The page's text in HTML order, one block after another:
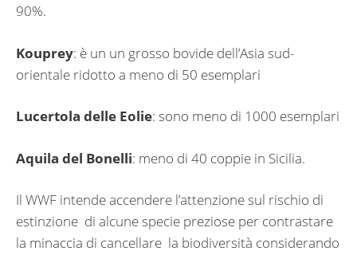
90%.
Kouprey: è un un grosso bovide dell’Asia sud-
orientale ridotto a meno di 50 esemplari
Lucertola delle Eolie: sono meno di 1000 esemplari
Aquila del Bonelli: meno di 40 coppie in Sicilia.
Il WWF intende accendere l’attenzione sul rischio di
estinzione di alcune specie preziose per contrastare
la minaccia di cancellare la biodiversità considerando